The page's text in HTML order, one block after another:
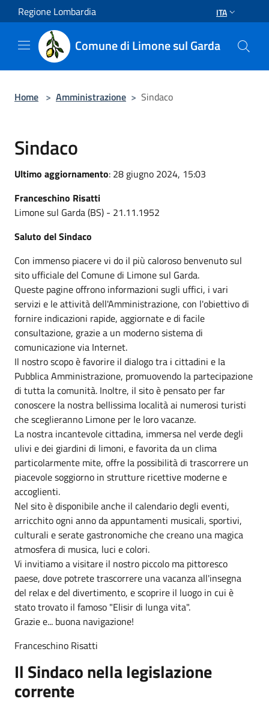
Salta al contenuto principale
Regione Lombardia ITA
Comune di Limone sul Garda
Home > Amministrazione > Sindaco
Sindaco
Ultimo aggiornamento: 28 giugno 2024, 15:03
Franceschino Risatti
Limone sul Garda (BS) - 21.11.1952
Saluto del Sindaco
Con immenso piacere vi do il più caloroso benvenuto sul
sito ufficiale del Comune di Limone sul Garda.
Queste pagine offrono informazioni sugli uffici, i vari
servizi e le attività dell'Amministrazione, con l'obiettivo di
fornire indicazioni rapide, aggiornate e di facile
consultazione, grazie a un moderno sistema di
comunicazione via Internet.
Il nostro scopo è favorire il dialogo tra i cittadini e la
Pubblica Amministrazione, promuovendo la partecipazione
di tutta la comunità. Inoltre, il sito è pensato per far
conoscere la nostra bellissima località ai numerosi turisti
che sceglieranno Limone per le loro vacanze.
La nostra incantevole cittadina, immersa nel verde degli
ulivi e dei giardini di limoni, e favorita da un clima
particolarmente mite, offre la possibilità di trascorrere un
piacevole soggiorno in strutture ricettive moderne e
accoglienti.
Nel sito è disponibile anche il calendario degli eventi,
arricchito ogni anno da appuntamenti musicali, sportivi,
culturali e serate gastronomiche che creano una magica
atmosfera di musica, luci e colori.
Vi invitiamo a visitare il nostro piccolo ma pittoresco
paese, dove potrete trascorrere una vacanza all'insegna
del relax e del divertimento, e scoprire il luogo in cui è
stato trovato il famoso "Elisir di lunga vita".
Grazie e... buona navigazione!
Franceschino Risatti
Il Sindaco nella legislazione
corrente